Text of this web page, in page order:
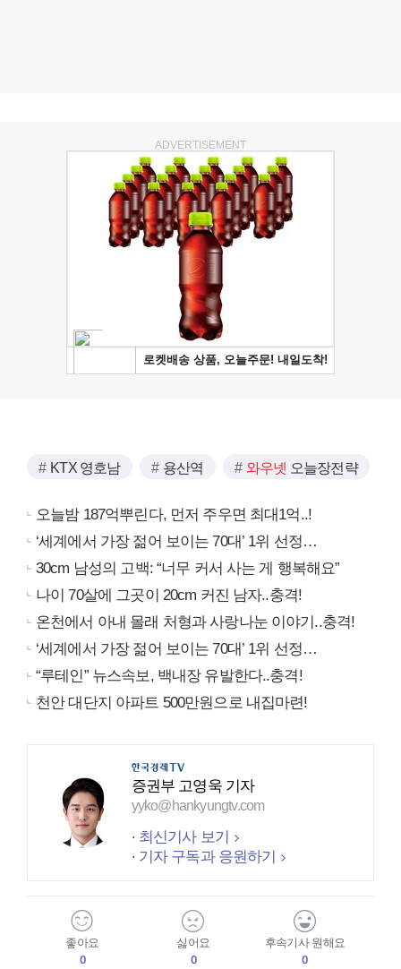
ADVERTISEMENT
KTX 영호남 용산역 와우넷 오늘장전략
오늘밤 187억뿌린다, 먼저 주우면 최대1억..!
‘세계에서 가장 젊어 보이는 70대’ 1위 선정…
30cm 남성의 고백: “너무 커서 사는 게 행복해요”
나이 70살에 그곳이 20cm 커진 남자..충격!
온천에서 아내 몰래 처형과 사랑나눈 이야기..충격!
‘세계에서 가장 젊어 보이는 70대’ 1위 선정…
“루테인” 뉴스속보, 백내장 유발한다..충격!
천안 대단지 아파트 500만원으로 내집마련!
증권부 고영욱 기자
yyko@hankyungtv.com
최신기사 보기
기자 구독과 응원하기
좋아요
0
싫어요
0
후속기사 원해요
0